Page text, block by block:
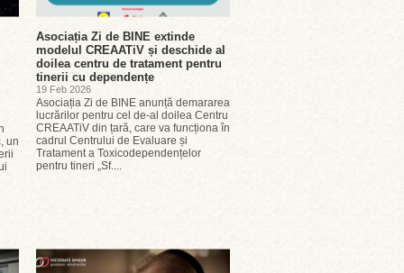
un
Asociația Zi de BINE extinde
modelul CREAATiV și deschide al
doilea centru de tratament pentru
tinerii cu dependențe
19 Feb 2026
Asociația Zi de BINE anunță demararea
lucrărilor pentru cel de-al doilea Centru
CREAATiV din țară, care va funcționa în
cadrul Centrului de Evaluare și
Tratament a Toxicodependențelor
pentru tineri „Sf....